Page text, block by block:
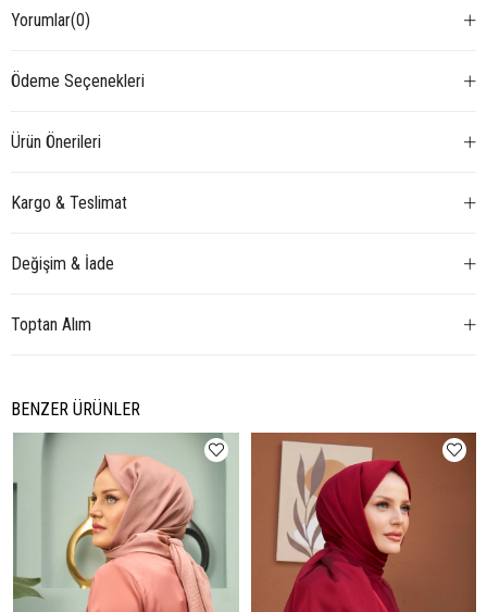
Yorumlar(0)
Ödeme Seçenekleri
Ürün Önerileri
Kargo & Teslimat
Değişim & İade
Toptan Alım
BENZER ÜRÜNLER